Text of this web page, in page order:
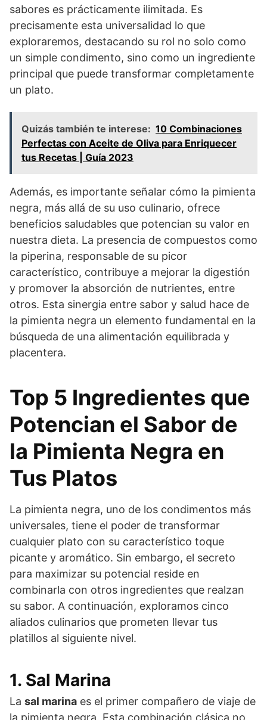
sabores es prácticamente ilimitada. Es
precisamente esta universalidad lo que
exploraremos, destacando su rol no solo como
un simple condimento, sino como un ingrediente
principal que puede transformar completamente
un plato.
Quizás también te interese: 10 Combinaciones
Perfectas con Aceite de Oliva para Enriquecer
tus Recetas | Guía 2023
Además, es importante señalar cómo la pimienta
negra, más allá de su uso culinario, ofrece
beneficios saludables que potencian su valor en
nuestra dieta. La presencia de compuestos como
la piperina, responsable de su picor
característico, contribuye a mejorar la digestión
y promover la absorción de nutrientes, entre
otros. Esta sinergia entre sabor y salud hace de
la pimienta negra un elemento fundamental en la
búsqueda de una alimentación equilibrada y
placentera.
Top 5 Ingredientes que
Potencian el Sabor de
la Pimienta Negra en
Tus Platos
La pimienta negra, uno de los condimentos más
universales, tiene el poder de transformar
cualquier plato con su característico toque
picante y aromático. Sin embargo, el secreto
para maximizar su potencial reside en
combinarla con otros ingredientes que realzan
su sabor. A continuación, exploramos cinco
aliados culinarios que prometen llevar tus
platillos al siguiente nivel.
1. Sal Marina
La sal marina es el primer compañero de viaje de
la pimienta negra. Esta combinación clásica no